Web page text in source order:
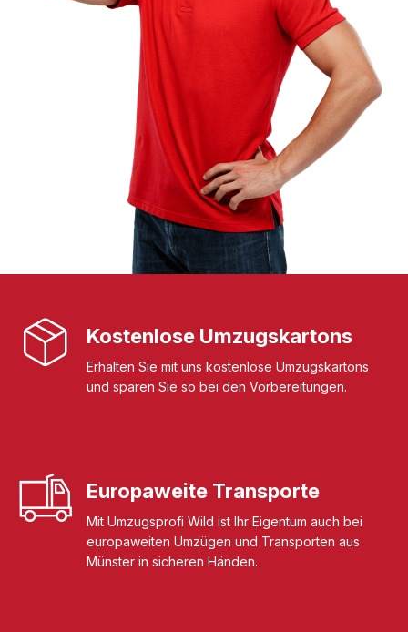
Kostenlose Umzugskartons
Erhalten Sie mit uns kostenlose Umzugskartons
und sparen Sie so bei den Vorbereitungen.
Europaweite Transporte
Mit Umzugsprofi Wild ist Ihr Eigentum auch bei
europaweiten Umzügen und Transporten aus
Münster in sicheren Händen.